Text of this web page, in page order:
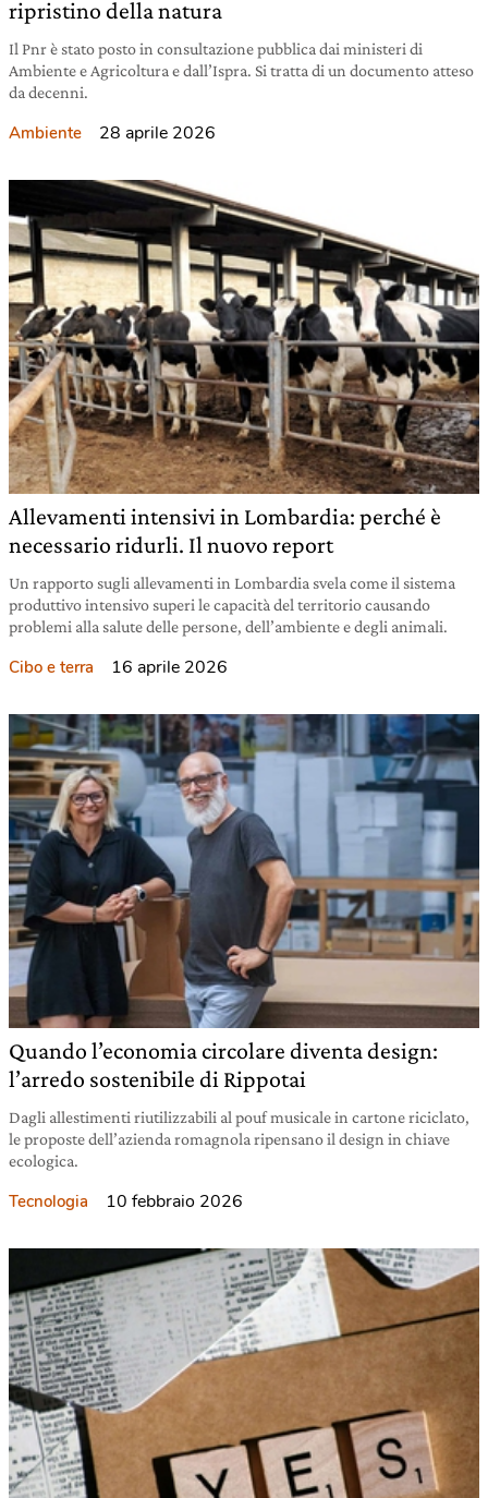
ripristino della natura
Il Pnr è stato posto in consultazione pubblica dai ministeri di
Ambiente e Agricoltura e dall’Ispra. Si tratta di un documento atteso
da decenni.
Ambiente 28 aprile 2026
Allevamenti intensivi in Lombardia: perché è
necessario ridurli. Il nuovo report
Un rapporto sugli allevamenti in Lombardia svela come il sistema
produttivo intensivo superi le capacità del territorio causando
problemi alla salute delle persone, dell’ambiente e degli animali.
Cibo e terra 16 aprile 2026
Quando l’economia circolare diventa design:
l’arredo sostenibile di Rippotai
Dagli allestimenti riutilizzabili al pouf musicale in cartone riciclato,
le proposte dell’azienda romagnola ripensano il design in chiave
ecologica.
Tecnologia 10 febbraio 2026